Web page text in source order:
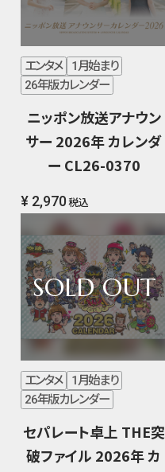
エンタメ
1月始まり
26年版カレンダー
ニッポン放送アナウン
サー 2026年 カレンダ
ー CL26-0370
¥ 2,970 税込
エンタメ
1月始まり
26年版カレンダー
セパレート卓上 THE突
破ファイル 2026年 カ